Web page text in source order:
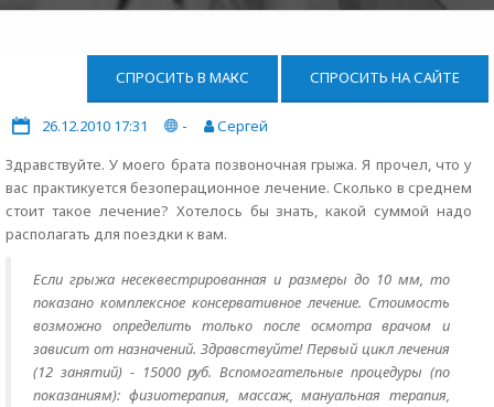
СПРОСИТЬ В МАКС СПРОСИТЬ НА САЙТЕ
26.12.2010 17:31 -
Сергей
Здравствуйте. У моего брата позвоночная грыжа. Я прочел, что у
вас практикуется безоперационное лечение. Сколько в среднем
стоит такое лечение? Хотелось бы знать, какой суммой надо
располагать для поездки к вам.
Если грыжа несеквестрированная и размеры до 10 мм, то
показано комплексное консервативное лечение. Стоимость
возможно определить только после осмотра врачом и
зависит от назначений. Здравствуйте! Первый цикл лечения
(12 занятий) - 15000 руб. Вспомогательные процедуры (по
показаниям): физиотерапия, массаж, мануальная терапия,